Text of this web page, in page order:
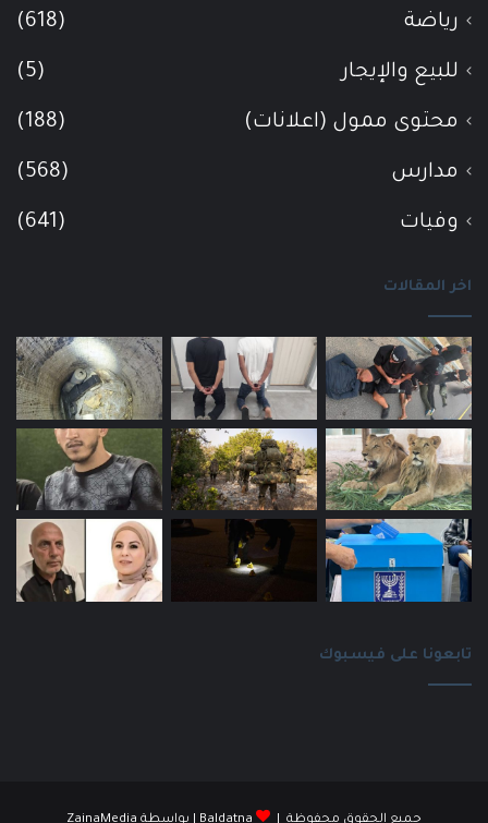
رياضة (618)
للبيع والإيجار (5)
محتوى ممول (اعلانات) (188)
مدارس (568)
وفيات (641)
اخر المقالات
تابعونا على فيسبوك